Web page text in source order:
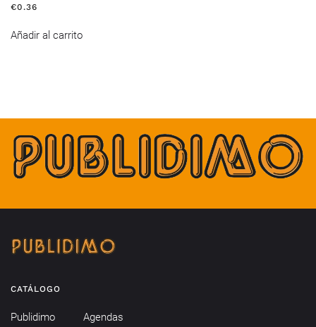
€0.36
Añadir al carrito
CATÁLOGO
Publidimo
Agendas